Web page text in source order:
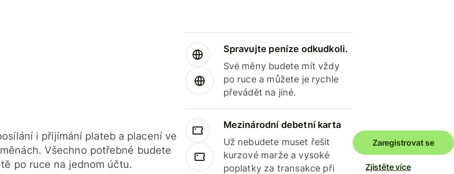
i přijímání plateb a placení ve
Všechno potřebné budete
po ruce na jednom účtu.
Spravujte peníze odkudkoli.
Své měny budete mít vždy
po ruce a můžete je rychle
převádět na jiné.
Mezinárodní debetní karta
Už nebudete muset řešit
kurzové marže a vysoké
poplatky za transakce při
Zaregistrovat se
Zjistěte více